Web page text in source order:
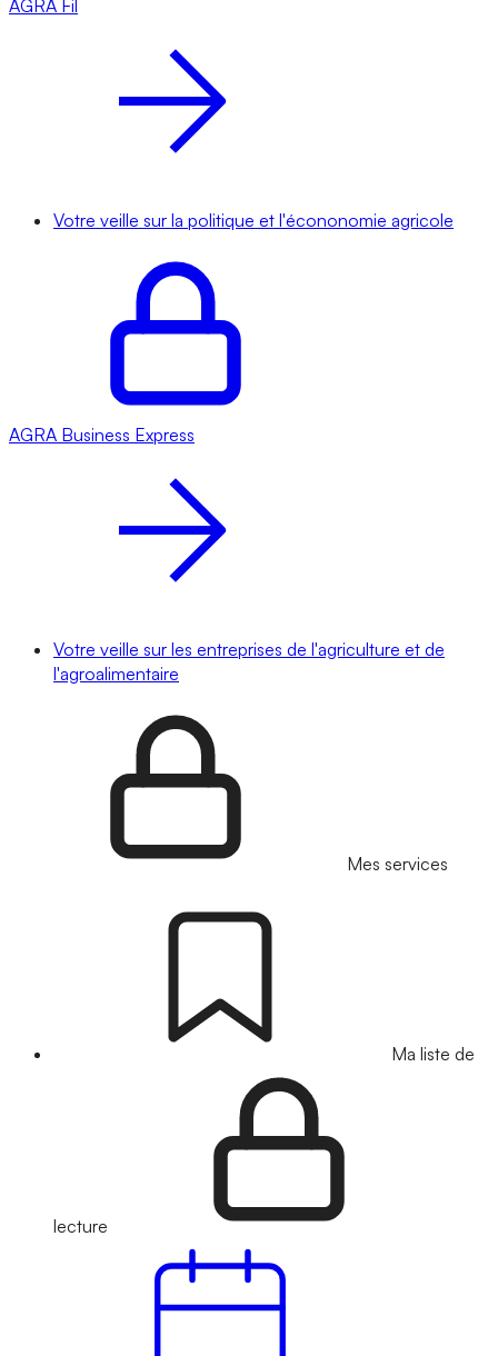
AGRA Fil
Votre veille sur la politique et l'écononomie agricole
AGRA Business Express
Votre veille sur les entreprises de l'agriculture et de
l'agroalimentaire
Mes services
Ma liste de
lecture